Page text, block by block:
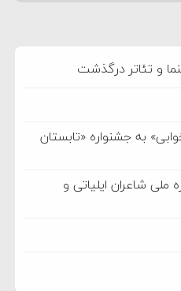
و تئاتر درگذشت
به جشنواره «تابستان
شاعران ایلیاتی و